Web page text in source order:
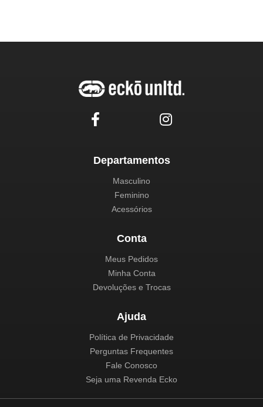
Departamentos
Masculino
Feminino
Acessórios
Conta
Meus Pedidos
Minha Conta
Devoluções e Trocas
Ajuda
Política de Privacidade
Perguntas Frequentes
Fale Conosco
Seja uma Revenda Ecko